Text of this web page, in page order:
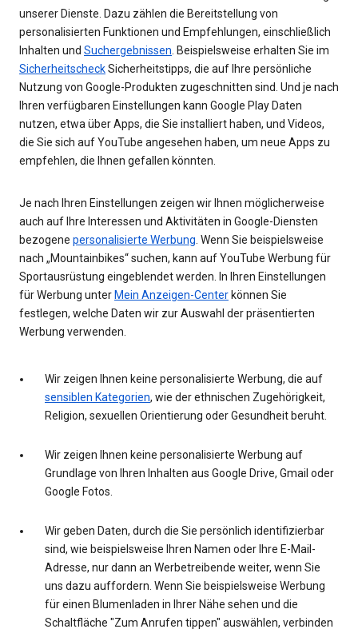
unserer Dienste. Dazu zählen die Bereitstellung von
personalisierten Funktionen und Empfehlungen, einschließlich
Inhalten und Suchergebnissen . Beispielsweise erhalten Sie im
SicherheitscheckSicherheitstipps, die auf Ihre persönliche
Nutzung von Google-Produkten zugeschnitten sind. Und je nach
Ihren verfügbaren Einstellungen kann Google Play Daten
nutzen, etwa über Apps, die Sie installiert haben, und Videos,
die Sie sich auf YouTube angesehen haben, um neue Apps zu
empfehlen, die Ihnen gefallen könnten.
Je nach Ihren Einstellungen zeigen wir Ihnen möglicherweise
auch auf Ihre Interessen und Aktivitäten in Google-Diensten
bezogene personalisierte Werbung . Wenn Sie beispielsweise
nach „Mountainbikes“ suchen, kann auf YouTube Werbung für
Sportausrüstung eingeblendet werden. In Ihren Einstellungen
für Werbung unterMein Anzeigen-Centerkönnen Sie
festlegen, welche Daten wir zur Auswahl der präsentierten
Werbung verwenden.
Wir zeigen Ihnen keine personalisierte Werbung, die auf
sensiblen Kategorien, wie der ethnischen Zugehörigkeit,
Religion, sexuellen Orientierung oder Gesundheit beruht.
Wir zeigen Ihnen keine personalisierte Werbung auf
Grundlage von Ihren Inhalten aus Google Drive, Gmail oder
Google Fotos.
Wir geben Daten, durch die Sie persönlich identifizierbar
sind, wie beispielsweise Ihren Namen oder Ihre E-Mail-
Adresse, nur dann an Werbetreibende weiter, wenn Sie
uns dazu auffordern. Wenn Sie beispielsweise Werbung
für einen Blumenladen in Ihrer Nähe sehen und die
Schaltfläche "Zum Anrufen tippen" auswählen, verbinden